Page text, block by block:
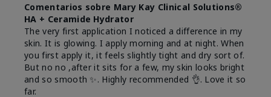
Comentarios sobre Mary Kay Clinical Solutions®
HA + Ceramide Hydrator
The very first application I noticed a difference in my
skin. It is glowing. I apply morning and at night. When
you first apply it, it feels slightly tight and dry sort of.
But no no ,after it sits for a few, my skin looks bright
and so smooth ✨️. Highly recommended 👌. Love it so
far.